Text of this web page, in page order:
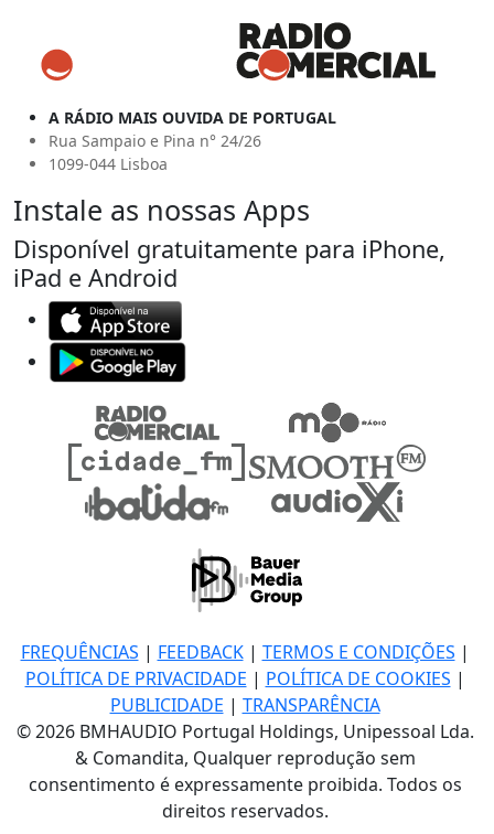
A RÁDIO MAIS OUVIDA DE PORTUGAL
Rua Sampaio e Pina n° 24/26
1099-044 Lisboa
Instale as nossas Apps
Disponível gratuitamente para iPhone,
iPad e Android
FREQUÊNCIAS | FEEDBACK| TERMOS E CONDIÇÕES |
POLÍTICA DE PRIVACIDADE | POLÍTICA DE COOKIES |
PUBLICIDADE | TRANSPARÊNCIA
© 2026 BMHAUDIO Portugal Holdings, Unipessoal Lda.
& Comandita, Qualquer reprodução sem
consentimento é expressamente proibida. Todos os
direitos reservados.